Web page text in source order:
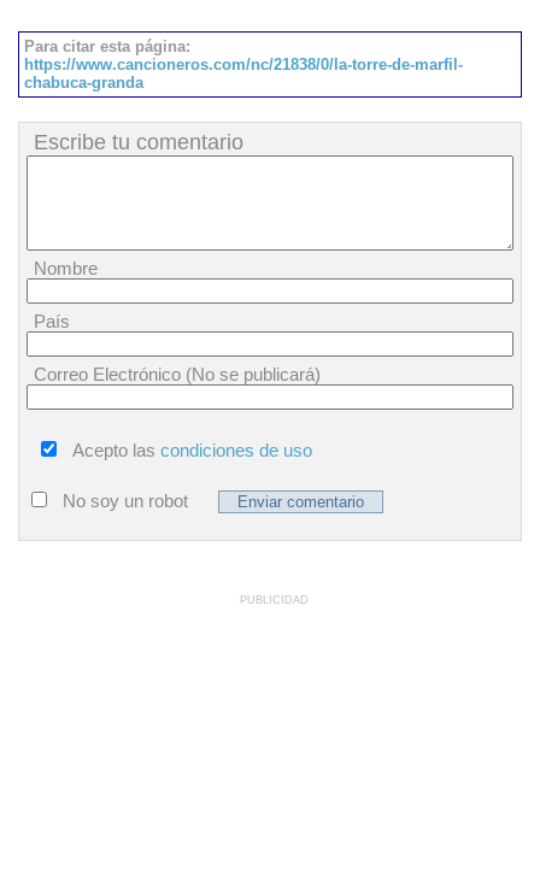
Para citar esta página:
https://www.cancioneros.com/nc/21838/0/la-torre-de-marfil-
chabuca-granda
Escribe tu comentario
Nombre
País
Correo Electrónico (No se publicará)
Acepto las condiciones de uso
No soy un robot
PUBLICIDAD